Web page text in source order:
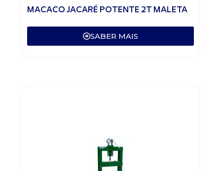
MACACO JACARÉ POTENTE 2T MALETA
SABER MAIS